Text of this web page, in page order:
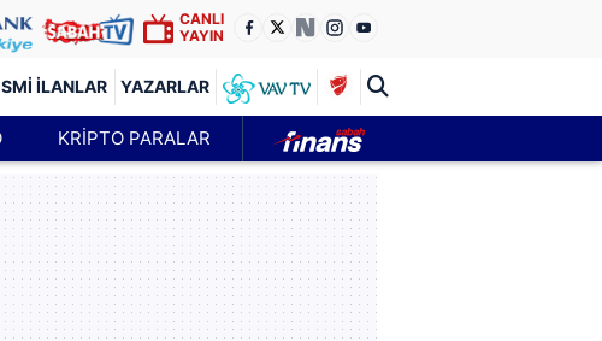
CANLI
YAYIN
İLANLAR YAZARLAR
KRİPTO PARALAR